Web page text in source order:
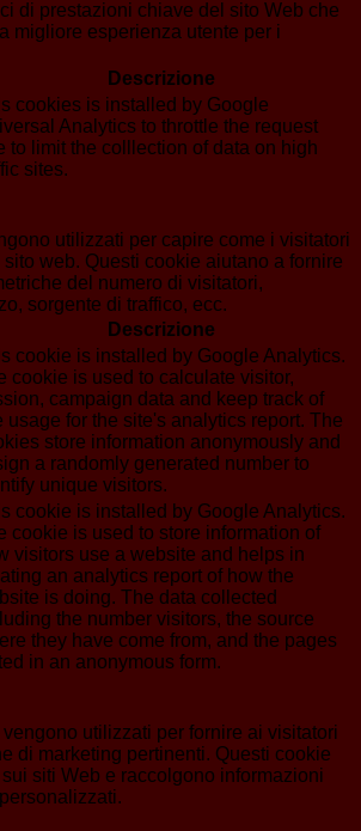
di prestazioni chiave del sito Web che
migliore esperienza utente per i
Descrizione
cookies is installed by Google
Analytics to throttle the request
to limit the colllection of data on high
sites.
utilizzati per capire come i visitatori
web. Questi cookie aiutano a fornire
del numero di visitatori,
sorgente di traffico, ecc.
Descrizione
cookie is installed by Google Analytics.
cookie is used to calculate visitor,
campaign data and keep track of
usage for the site's analytics report. The
store information anonymously and
a randomly generated number to
unique visitors.
cookie is installed by Google Analytics.
cookie is used to store information of
visitors use a website and helps in
an analytics report of how the
is doing. The data collected
the number visitors, the source
they have come from, and the pages
in an anonymous form.
vengono utilizzati per fornire ai visitatori
di marketing pertinenti. Questi cookie
siti Web e raccolgono informazioni